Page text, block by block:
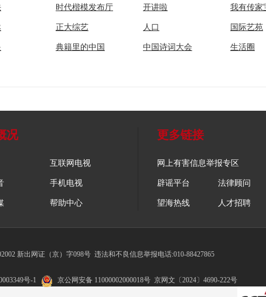
时代楷模发布厅 开讲啦 我有传家
正大综艺 人口 国际艺苑
典籍里的中国 中国诗词大会 生活圈
况
互联网电视
手机电视
帮助中心
更多链接
网上有害信息举报专区
辟谣平台 法律顾问
望海热线 人才招聘
新出网证（京）字098号 违法和不良信息举报电话:010-88427865
号-1 京公网安备 11000002000018号 京网文〔2024〕4690-222号